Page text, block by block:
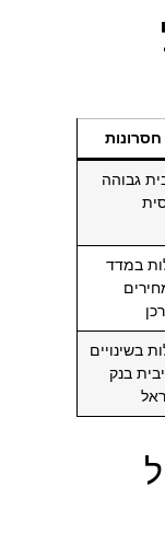
חסרונות
גבוהה
במדד
בשינויים
בנק